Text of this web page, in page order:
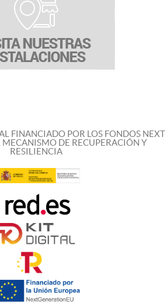
FINANCIADO POR LOS FONDOS NEXT
DE RECUPERACIÓN Y
RESILIENCIA